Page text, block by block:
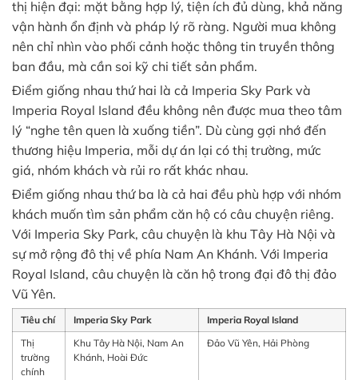
thị hiện đại: mặt bằng hợp lý, tiện ích đủ dùng, khả năng
vận hành ổn định và pháp lý rõ ràng. Người mua không
nên chỉ nhìn vào phối cảnh hoặc thông tin truyền thông
ban đầu, mà cần soi kỹ chi tiết sản phẩm.
Điểm giống nhau thứ hai là cả Imperia Sky Park và
Imperia Royal Island đều không nên được mua theo tâm
lý “nghe tên quen là xuống tiền”. Dù cùng gợi nhớ đến
thương hiệu Imperia, mỗi dự án lại có thị trường, mức
giá, nhóm khách và rủi ro rất khác nhau.
Điểm giống nhau thứ ba là cả hai đều phù hợp với nhóm
khách muốn tìm sản phẩm căn hộ có câu chuyện riêng.
Với Imperia Sky Park, câu chuyện là khu Tây Hà Nội và
sự mở rộng đô thị về phía Nam An Khánh. Với Imperia
Royal Island, câu chuyện là căn hộ trong đại đô thị đảo
Vũ Yên.
Tiêu chí Imperia Sky Park
Imperia Royal Island
Thị
trường
chính
Khu Tây Hà Nội, Nam An
Khánh, Hoài Đức
Đảo Vũ Yên, Hải Phòng